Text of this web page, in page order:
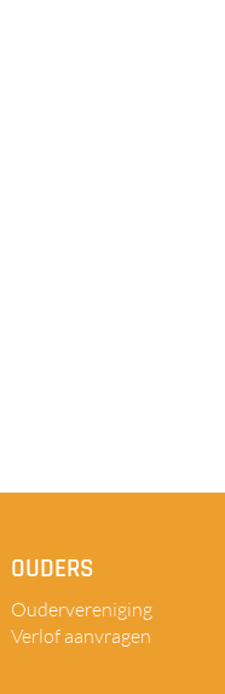
OUDERS
Oudervereniging
Verlof aanvragen